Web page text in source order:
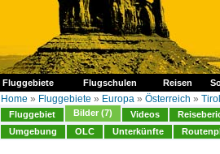
Fluggebiete Flugschulen Reisen
Home » Fluggebiete » Europa » Österreich » Tirol
Fluggebiet Bilder (7) Videos
Umgebung
OLC Unterkünfte